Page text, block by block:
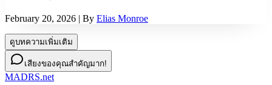
February 20, 2026 | By Elias Monroe
ดูบทความเพิ่มเติม
เสียงของคุณสำคัญมาก!
MADRS.net